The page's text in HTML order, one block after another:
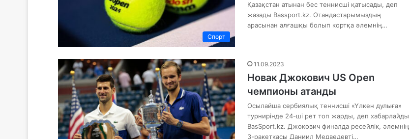
Спорт
Қазақстан атынан бес теннисші қатысады, деп
жазады Bassport.kz. Отандастарымыздың
арасынан алғашқы болып кортқа әлемнің…
11.09.2023
Новак Джокович US Open
чемпионы атанды
Осылайша сербиялық теннисші «Үлкен дулыға»
турнирінде 24-ші рет топ жарды, деп хабарлайды
BasSport.kz. Джокович финалда ресейлік, әлемнің
3-ракеткасы Даниил Медведевті…